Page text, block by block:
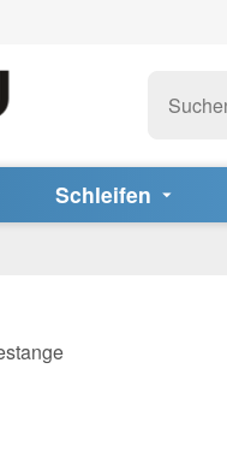
Schleifen